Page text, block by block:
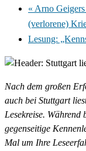
« Arno
(verlorene)
Lesung:
Nach dem großen
auch bei Stuttgart
Lesekreise.
gegenseitige
Mal um Ihre